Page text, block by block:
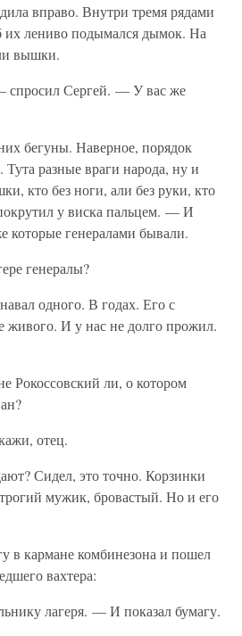
вправо. Внутри тремя рядами
их лениво подымался дымок. На
вышки.
Сергей. — У вас же
бегуны. Наверное, порядок
Тута разные враги народа, ну и
кто без ноги, али без руки, кто
у виска пальцем. — И
которые генералами бывали.
генералы?
одного. В годах. Его с
живого. И у нас не долго прожил.
Рокоссовский ли, о котором
отец.
Сидел, это точно. Корзинки
мужик, бровастый. Но и его
в кармане комбинезона и пошел
вахтера:
лагеря. — И показал бумагу.